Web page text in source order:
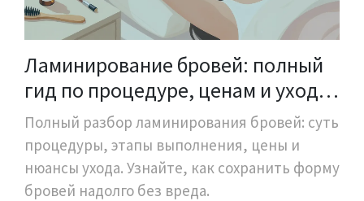
Ламинирование бровей: полный
гид по процедуре, ценам и уходу
в 2026
Полный разбор ламинирования бровей: суть
процедуры, этапы выполнения, цены и
нюансы ухода. Узнайте, как сохранить форму
бровей надолго без вреда.